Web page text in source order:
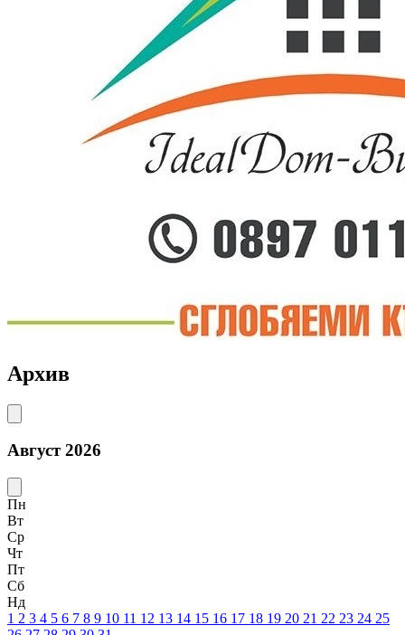
Архив
Август 2026
Пн
Вт
Ср
Чт
Пт
Сб
Нд
1 2 3 4 5 6 7 8 9 10 11 12 13 14 15 16 17 18 19 20 21 22 23 24 25